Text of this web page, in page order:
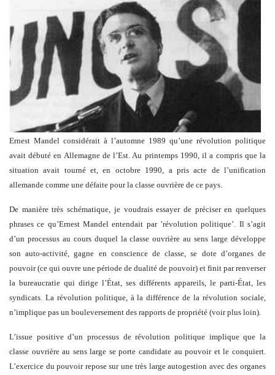
Ernest Mandel considérait à l’automne 1989 qu’une révolution politique
avait débuté en Allemagne de l’Est. Au printemps 1990, il a compris que la
situation avait tourné et, en octobre 1990, a pris acte de l’unification
allemande comme une défaite pour la classe ouvrière de ce pays.
De manière très schématique, je voudrais essayer de préciser en quelques
phrases ce qu’Ernest Mandel entendait par ’révolution politique’. Il s’agit
d’un processus au cours duquel la classe ouvrière au sens large développe
son auto-activité, gagne en conscience de classe, se dote d’organes de
pouvoir (ce qui ouvre une période de dualité de pouvoir) et finit par renverser
la bureaucratie qui dirige l’État, ses différents appareils, le parti-État, les
syndicats. La révolution politique, à la différence de la révolution sociale,
n’implique pas un bouleversement des rapports de propriété (voir plus loin).
L’issue positive d’un processus de révolution politique implique que la
classe ouvrière au sens large se porte candidate au pouvoir et le conquiert.
L’exercice du pouvoir repose sur une très large autogestion avec des organes